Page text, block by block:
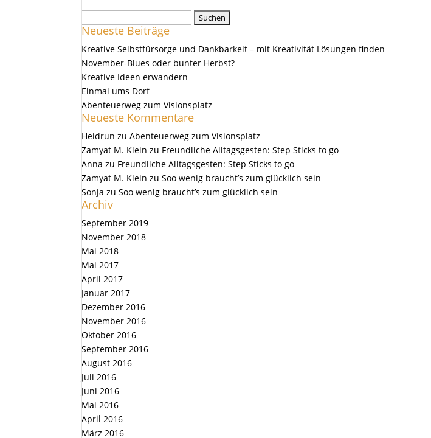
nach:
Neueste Beiträge
Kreative Selbstfürsorge und Dankbarkeit – mit Kreativität Lösungen finden
November-Blues oder bunter Herbst?
Kreative Ideen erwandern
Einmal ums Dorf
Abenteuerweg zum Visionsplatz
Neueste Kommentare
Heidrun zuAbenteuerweg zum Visionsplatz
Zamyat M. Klein zu Freundliche Alltagsgesten: Step Sticks to go
Anna zu Freundliche Alltagsgesten: Step Sticks to go
Zamyat M. Klein zuSoo wenig braucht’s zum glücklich sein
Sonja zuSoo wenig braucht’s zum glücklich sein
Archiv
September 2019
November 2018
Mai 2018
Mai 2017
April 2017
Januar 2017
Dezember 2016
November 2016
Oktober 2016
September 2016
August 2016
Juli 2016
Juni 2016
Mai 2016
April 2016
März 2016